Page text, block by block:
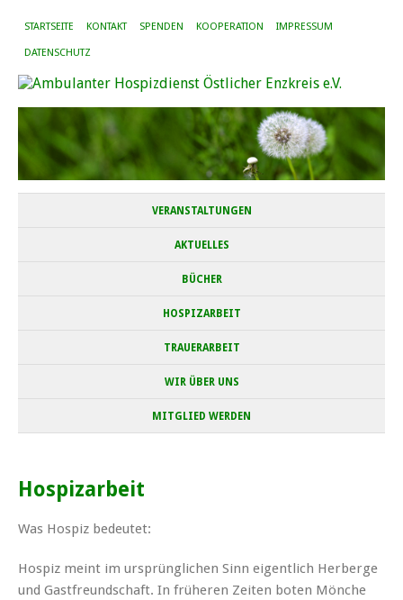
STARTSEITE KONTAKT SPENDEN KOOPERATION IMPRESSUM
DATENSCHUTZ
VERANSTALTUNGEN
AKTUELLES
BÜCHER
HOSPIZARBEIT
TRAUERARBEIT
WIR ÜBER UNS
MITGLIED WERDEN
Hospizarbeit
Was Hospiz bedeutet:
Hospiz meint im ursprünglichen Sinn eigentlich Herberge
und Gastfreundschaft. In früheren Zeiten boten Mönche